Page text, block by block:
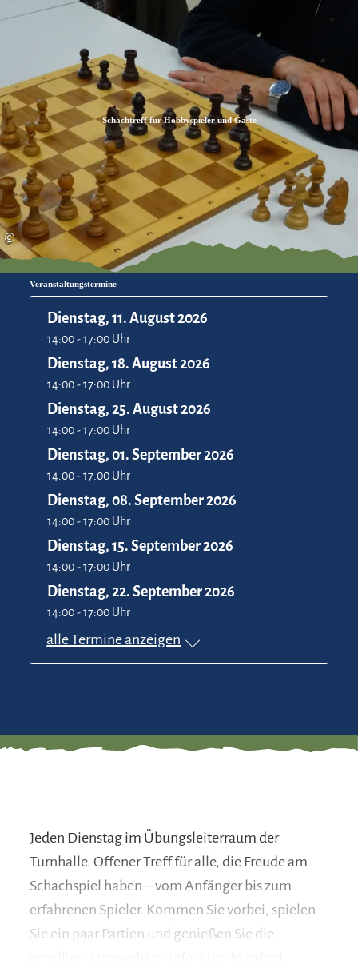
Zum
Zur
Zum
©
Schachtreff für Hobbyspieler und Gäste
Veranstaltungstermine
Dienstag, 11. August 2026
14:00 - 17:00 Uhr
Dienstag, 18. August 2026
14:00 - 17:00 Uhr
Dienstag, 25. August 2026
14:00 - 17:00 Uhr
Dienstag, 01. September 2026
14:00 - 17:00 Uhr
Dienstag, 08. September 2026
14:00 - 17:00 Uhr
Dienstag, 15. September 2026
14:00 - 17:00 Uhr
Dienstag, 22. September 2026
14:00 - 17:00 Uhr
alle Termine anzeigen
Jeden Dienstag im Übungsleiterraum der
Turnhalle. Offener Treff für alle, die Freude am
Schachspiel haben – vom Anfänger bis zum
erfahrenen Spieler. Kommen Sie vorbei, spielen
Sie ein paar Partien und genießen Sie die